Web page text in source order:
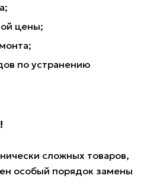
цены;
по устранению
сложных товаров,
особый порядок замены